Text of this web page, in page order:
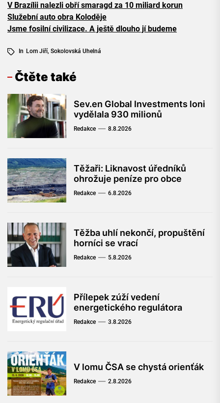
V Brazílii nalezli obří smaragd za 10 miliard korun
Služební auto obra Koloděje
Jsme fosilní civilizace. A ještě dlouho jí budeme
In Lom Jiří, Sokolovská Uhelná
Čtěte také
Sev.en Global Investments loni
vydělala 930 milionů
Redakce 8.8.2026
Těžaři: Liknavost úředníků
ohrožuje peníze pro obce
Redakce 6.8.2026
Těžba uhlí nekončí, propuštění
horníci se vrací
Redakce 5.8.2026
Přílepek zúží vedení
energetického regulátora
Redakce 3.8.2026
V lomu ČSA se chystá orienťák
Redakce 2.8.2026